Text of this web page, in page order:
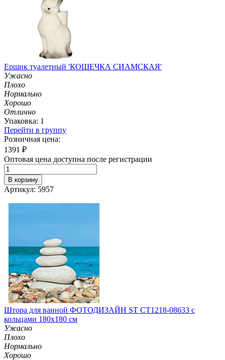
Ершик туалетный 'КОШЕЧКА СИАМСКАЯ'
Ужасно
Плохо
Нормально
Хорошо
Отлично
Упаковка: 1
Перейти в группу
Розничная цена:
1391 ₽
Оптовая цена доступна после регистрации
В корзину
Артикул: 5957
Штора для ванной ФОТОДИЗАЙН ST CT1218-08633 с
кольцами 180х180 см
Ужасно
Плохо
Нормально
Хорошо